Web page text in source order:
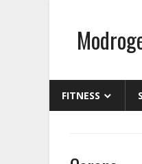
springen
FITNESS